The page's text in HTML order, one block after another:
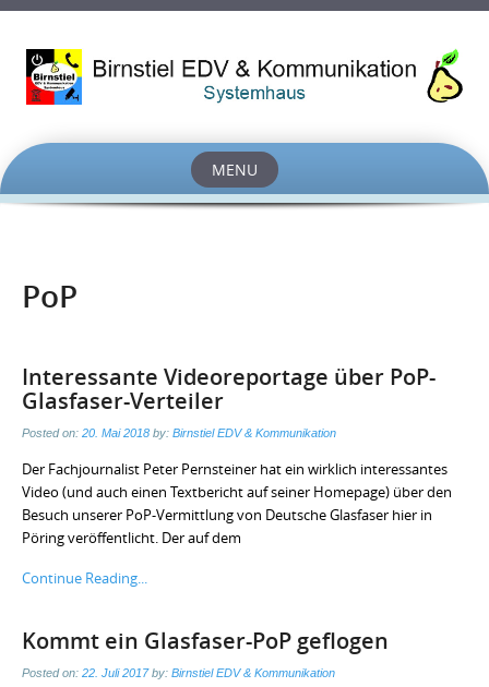
MENU
to
PoP
Interessante Videoreportage über PoP-
Glasfaser-Verteiler
Posted on: 20. Mai 2018 by: Birnstiel EDV & Kommunikation
Der Fachjournalist Peter Pernsteiner hat ein wirklich interessantes
Video (und auch einen Textbericht auf seiner Homepage) über den
Besuch unserer PoP-Vermittlung von Deutsche Glasfaser hier in
Pöring veröffentlicht. Der auf dem
Continue Reading...
Kommt ein Glasfaser-PoP geflogen
Posted on: 22. Juli 2017by: Birnstiel EDV & Kommunikation